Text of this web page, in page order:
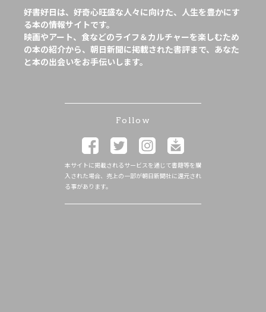
好書好日は、好奇心旺盛な人々に向けた、人生を豊かにす
る本の情報サイトです。
映画やアート、食などのライフ＆カルチャーを楽しむため
の本の紹介から、朝日新聞に掲載された書評まで、あなた
と本の出会いをお手伝いします。
Follow
本サイトに掲載されるサービスを通じて書籍等を購
入された場合、売上の一部が朝日新聞社に還元され
る事があります。